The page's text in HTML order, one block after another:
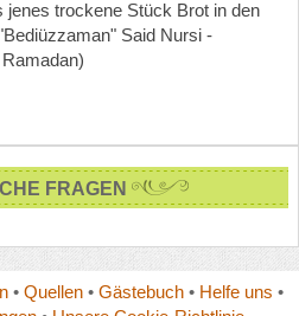
trockene Stück Brot in den
Said Nursi -
FRAGEN
• Quellen• Gästebuch• Helfe uns •